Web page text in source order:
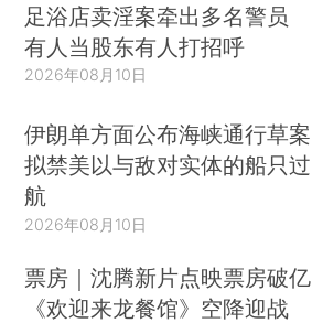
足浴店卖淫案牵出多名警员
有人当股东有人打招呼
2026年08月10日
伊朗单方面公布海峡通行草案
拟禁美以与敌对实体的船只过
航
2026年08月10日
票房｜沈腾新片点映票房破亿
《欢迎来龙餐馆》空降迎战